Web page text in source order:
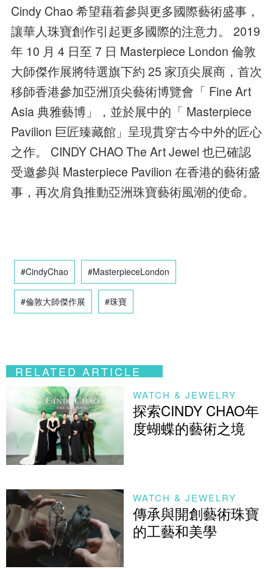
Cindy Chao 希望藉着參與更多國際藝術盛事，
讓華人珠寶創作引起更多國際的注意力。 2019
年 10 月 4 日至 7 日 Masterpiece London 倫敦
大師傑作展將特選旗下約 25 家頂尖展商，首次
移師香港參加亞洲頂尖藝術博覽會「 Fine Art
Asia 典雅藝博」，並於展中的「 Masterpiece
Pavilion 巨匠臻藏館」呈現貫穿古今中外的匠心
之作。 CINDY CHAO The Art Jewel 也已確認
受邀參與 Masterpiece Pavilion 在香港的藝術盛
事，再次肩負推動亞洲珠寶藝術風潮的使命。
#CindyChao #MasterpieceLondon
#倫敦大師傑作展 #珠寶
RELATED ARTICLE
WATCH & JEWELRY
探索CINDY CHAO年
度蝴蝶的藝術之境
WATCH & JEWELRY
傳承與開創藝術珠寶
的工藝和美學